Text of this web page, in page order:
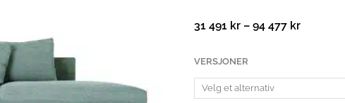
31 491 kr – 94 477 kr
til
VERSJONER
Lun
Modulsofa
antall